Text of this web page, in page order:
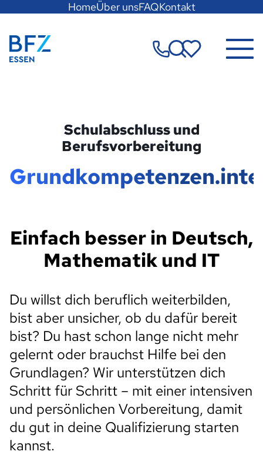
Seite
anspringen
HomeÜber unsFAQKontakt
Zur Startseite Merkzettel
Schulabschluss und
Berufsvorbereitung
Einfach besser in Deutsch,
Mathematik und IT
Du willst dich beruflich weiterbilden,
bist aber unsicher, ob du dafür bereit
bist? Du hast schon lange nicht mehr
gelernt oder brauchst Hilfe bei den
Grundlagen? Wir unterstützen dich
Schritt für Schritt – mit einer intensiven
und persönlichen Vorbereitung, damit
du gut in deine Qualifizierung starten
kannst.